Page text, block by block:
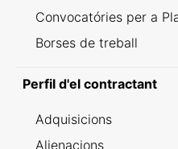
Convocatóries per a
Borses de treball
Perfil d'el contractant
Adquisicions
Alienacions